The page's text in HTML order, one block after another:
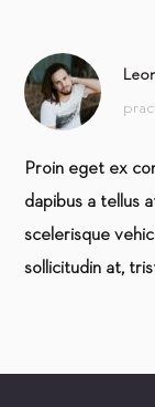
Proin eget ex
dapibus a tellus
scelerisque
sollicitudin at,